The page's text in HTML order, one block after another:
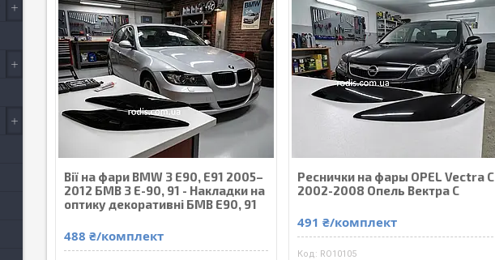
Вії на фари BMW 3 E90, E91 2005–
2012 БМВ 3 Е-90, 91 - Накладки на
оптику декоративні БМВ Е90, 91
488 ₴/комплект
Реснички на фары OPEL Vectra C
2002-2008 Опель Вектра С
491 ₴/комплект
RO10105